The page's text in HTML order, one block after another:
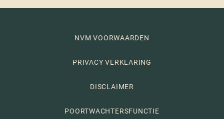
NVM VOORWAARDEN
PRIVACY VERKLARING
DISCLAIMER
POORTWACHTERSFUNCTIE